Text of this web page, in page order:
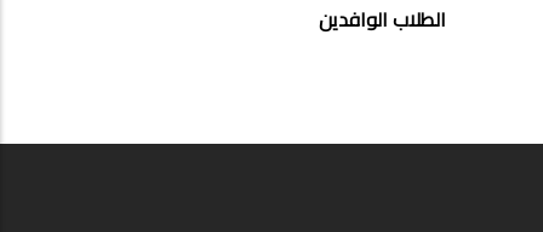
الطلاب الوافدين